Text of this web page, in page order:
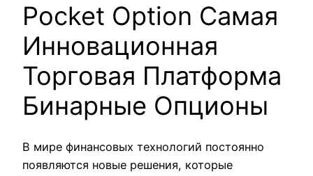
Pocket Option Самая
Инновационная
Торговая Платформа
Бинарные Опционы
В мире финансовых технологий постоянно
появляются новые решения, которые